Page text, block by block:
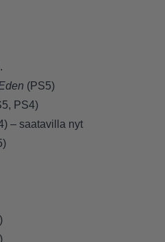
(PS5)
PS4)
– saatavilla nyt